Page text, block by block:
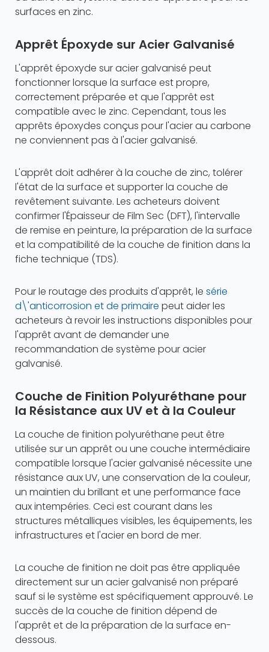
surfaces en zinc.
Apprêt Époxyde sur Acier Galvanisé
L'apprêt époxyde sur acier galvanisé peut
fonctionner lorsque la surface est propre,
correctement préparée et que l'apprêt est
compatible avec le zinc. Cependant, tous les
apprêts époxydes conçus pour l'acier au carbone
ne conviennent pas à l'acier galvanisé.
L'apprêt doit adhérer à la couche de zinc, tolérer
l'état de la surface et supporter la couche de
revêtement suivante. Les acheteurs doivent
confirmer l'Épaisseur de Film Sec (DFT), l'intervalle
de remise en peinture, la préparation de la surface
et la compatibilité de la couche de finition dans la
fiche technique (TDS).
Pour le routage des produits d'apprêt, le série
d\'anticorrosion et de primaire peut aider les
acheteurs à revoir les instructions disponibles pour
l'apprêt avant de demander une
recommandation de système pour acier
galvanisé.
Couche de Finition Polyuréthane pour
la Résistance aux UV et à la Couleur
La couche de finition polyuréthane peut être
utilisée sur un apprêt ou une couche intermédiaire
compatible lorsque l'acier galvanisé nécessite une
résistance aux UV, une conservation de la couleur,
un maintien du brillant et une performance face
aux intempéries. Ceci est courant dans les
structures métalliques visibles, les équipements, les
infrastructures et l'acier en bord de mer.
La couche de finition ne doit pas être appliquée
directement sur un acier galvanisé non préparé
sauf si le système est spécifiquement approuvé. Le
succès de la couche de finition dépend de
l'apprêt et de la préparation de la surface en-
dessous.